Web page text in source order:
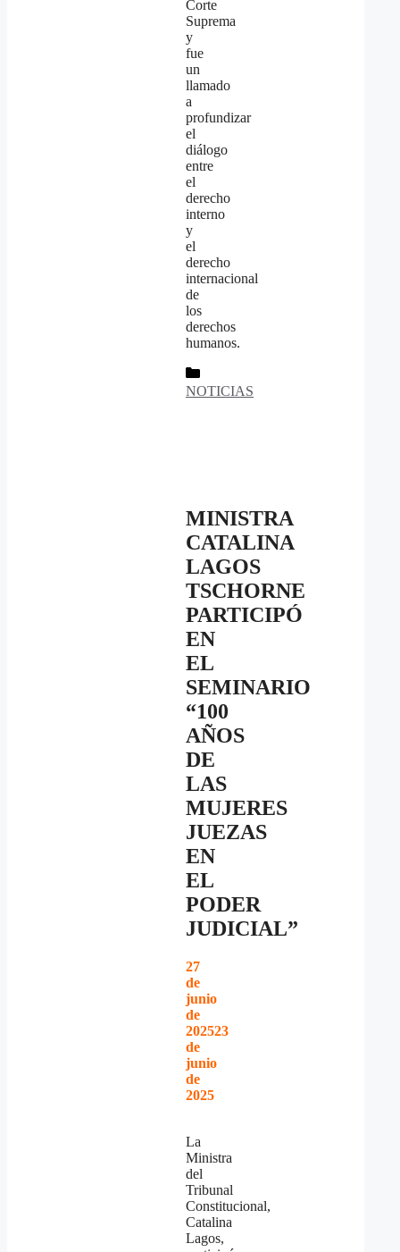
Corte
Suprema
y
fue
un
llamado
a
profundizar
el
diálogo
entre
el
derecho
interno
y
el
derecho
internacional
de
los
derechos
humanos.
Categorías
NOTICIAS
MINISTRA
CATALINA
LAGOS
TSCHORNE
PARTICIPÓ
EN
EL
SEMINARIO
“100
AÑOS
DE
LAS
MUJERES
JUEZAS
EN
EL
PODER
JUDICIAL”
27
de
junio
de
202523
de
junio
de
2025
La
Ministra
del
Tribunal
Constitucional,
Catalina
Lagos,